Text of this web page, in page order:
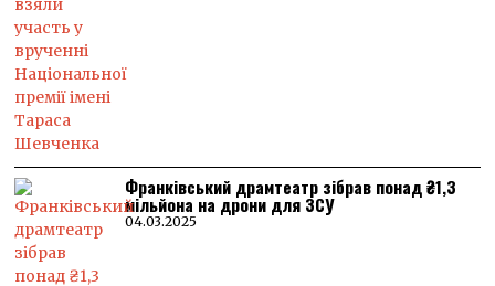
Франківський драмтеатр зібрав понад ₴1,3
мільйона на дрони для ЗСУ
04.03.2025